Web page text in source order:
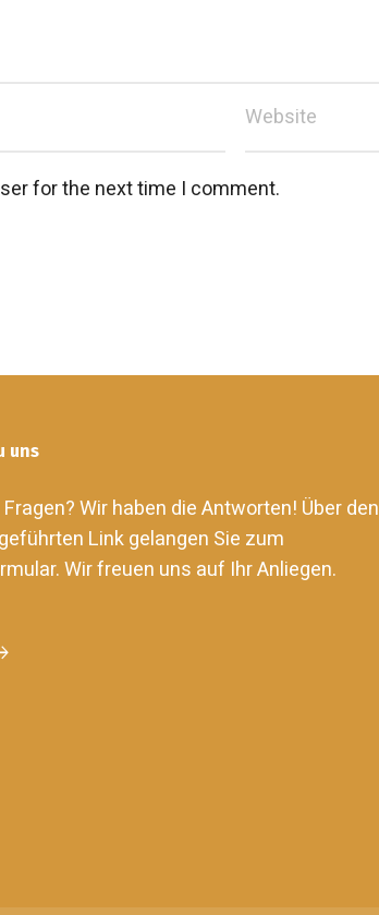
for the next time I comment.
uns
Wir haben die Antworten! Über den
Link gelangen Sie zum
Wir freuen uns auf Ihr Anliegen.